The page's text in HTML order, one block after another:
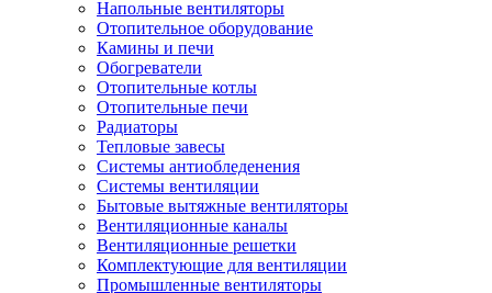
Напольные вентиляторы
Отопительное оборудование
Камины и печи
Обогреватели
Отопительные котлы
Отопительные печи
Радиаторы
Тепловые завесы
Системы антиобледенения
Системы вентиляции
Бытовые вытяжные вентиляторы
Вентиляционные каналы
Вентиляционные решетки
Комплектующие для вентиляции
Промышленные вентиляторы